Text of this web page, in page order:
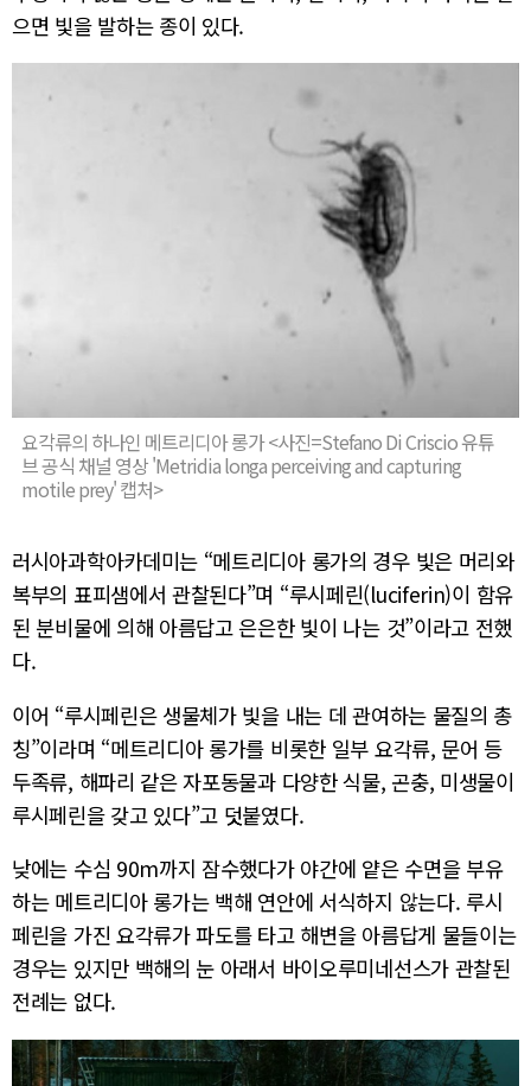
으면 빛을 발하는 종이 있다.
요각류의 하나인 메트리디아 롱가 <사진=Stefano Di Criscio 유튜
브 공식 채널 영상 'Metridia longa perceiving and capturing
motile prey' 캡처>
러시아과학아카데미는 “메트리디아 롱가의 경우 빛은 머리와
복부의 표피샘에서 관찰된다”며 “루시페린(luciferin)이 함유
된 분비물에 의해 아름답고 은은한 빛이 나는 것”이라고 전했
다.
이어 “루시페린은 생물체가 빛을 내는 데 관여하는 물질의 총
칭”이라며 “메트리디아 롱가를 비롯한 일부 요각류, 문어 등
두족류, 해파리 같은 자포동물과 다양한 식물, 곤충, 미생물이
루시페린을 갖고 있다”고 덧붙였다.
낮에는 수심 90m까지 잠수했다가 야간에 얕은 수면을 부유
하는 메트리디아 롱가는 백해 연안에 서식하지 않는다. 루시
페린을 가진 요각류가 파도를 타고 해변을 아름답게 물들이는
경우는 있지만 백해의 눈 아래서 바이오루미네선스가 관찰된
전례는 없다.